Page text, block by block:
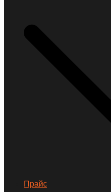
Прайс